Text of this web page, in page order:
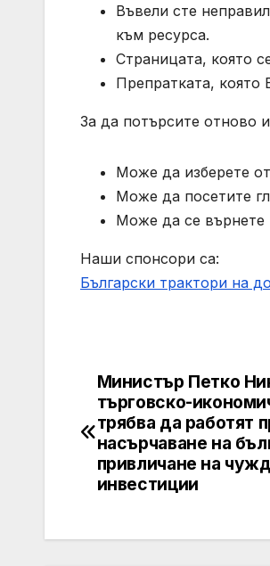
Въвели сте
към ресурса.
Страницата, която
Препратката, която
За да потърсите отново
Може да изберете
Може да посетите
Може да се върнете
Наши спонсори са:
Български трактори на
Post
navigation
Министър Петко
търговско-
трябва да работят
насърчаване на
привличане на
инвестиции